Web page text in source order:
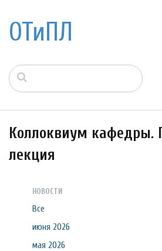
ОТиПЛ
Коллоквиум кафедры.
лекция
НОВОСТИ
Все
июня 2026
мая 2026